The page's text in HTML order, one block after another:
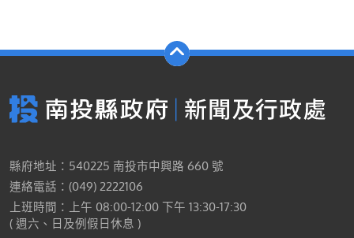
縣府地址：540225 南投市中興路 660 號
連絡電話：(049) 2222106
上班時間：上午 08:00-12:00 下午 13:30-17:30
( 週六、日及例假日休息 )